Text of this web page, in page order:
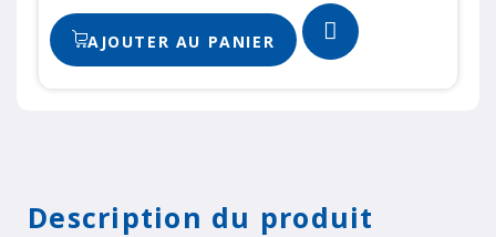
AJOUTER AU PANIER
Description du produit